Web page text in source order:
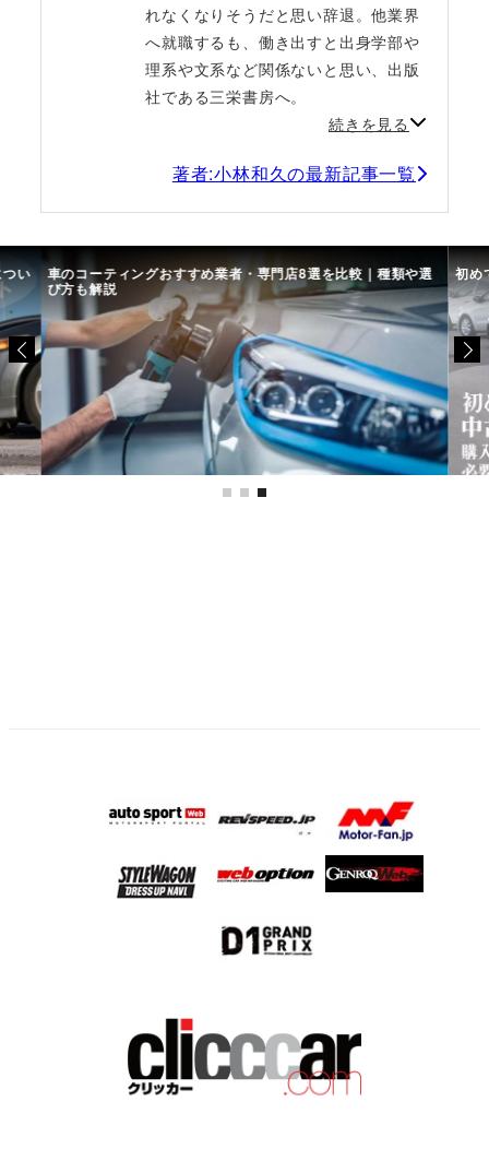
れなくなりそうだと思い辞退。他業界
へ就職するも、働き出すと出身学部や
理系や文系など関係ないと思い、出版
社である三栄書房へ。
続きを見る
著者:小林和久の最新記事一覧
い 車のコーティングおすすめ業者・専門店8選を比較｜種類や選
び方も解説
初め